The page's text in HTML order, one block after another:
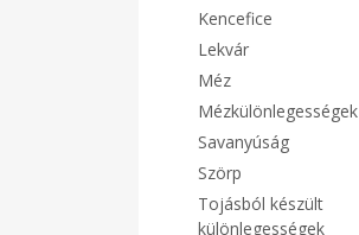
Kencefice
Lekvár
Méz
Mézkülönlegességek
Savanyúság
Szörp
Tojásból készült
különlegességek